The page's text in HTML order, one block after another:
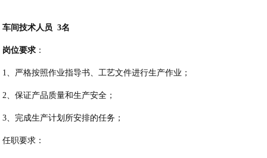
车间技术人员 3名
岗位要求 ：
1、严格按照作业指导书、工艺文件进行生产作业；
2、保证产品质量和生产安全；
3、完成生产计划所安排的任务；
任职要求：